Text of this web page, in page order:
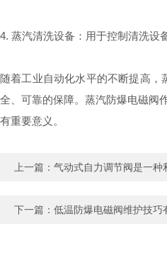
4. 蒸汽清洗设备：用于控制清洗设
随着工业自动化水平的不断提高
全、可靠的保障。蒸汽防爆电磁阀
有重要意义。
上一篇： 气动式自力调节阀是一种
下一篇： 低温防爆电磁阀维护技巧